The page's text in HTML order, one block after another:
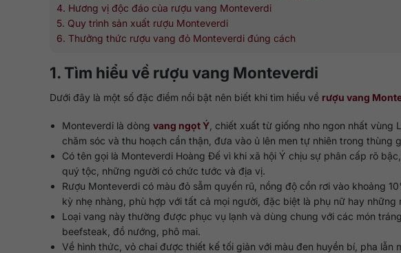
4. Hương vị độc đáo của rượu vang Monteverdi
5. Quy trình sản xuất rượu Monteverdi
6. Thưởng thức rượu vang đỏ Monteverdi đúng cách
1. Tìm hiểu về rượu vang Monteverdi
Dưới đây là một số đặc điểm nổi bật nên biết khi tìm hiểu về rượu vang
Monteverdi là dòngvang ngọt Ý , chiết xuất từ giống nho ngon nhất
chăm sóc và thu hoạch cẩn thận, đưa vào ủ lên men tự nhiên trong thùng
Có tên gọi là Monteverdi Hoàng Đế vì khi xã hội Ý chịu sự phân cấp rõ
quý tộc, những người có chức tước và địa vị.
Rượu Monteverdi có màu đỏ sẫm quyến rũ, nồng độ cồn rơi vào khoảng
kỳ nhẹ nhàng, phù hợp với tất cả mọi người, đặc biệt là phụ nữ hay những
Loại vang này thường được phục vụ lạnh và dùng chung với các món
beefsteak, đồ nướng, phô mai.
Về hình thức, vỏ chai được thiết kế tối giản với màu đen huyền bí, pha lẫn